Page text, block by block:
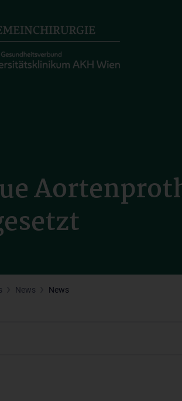
News News